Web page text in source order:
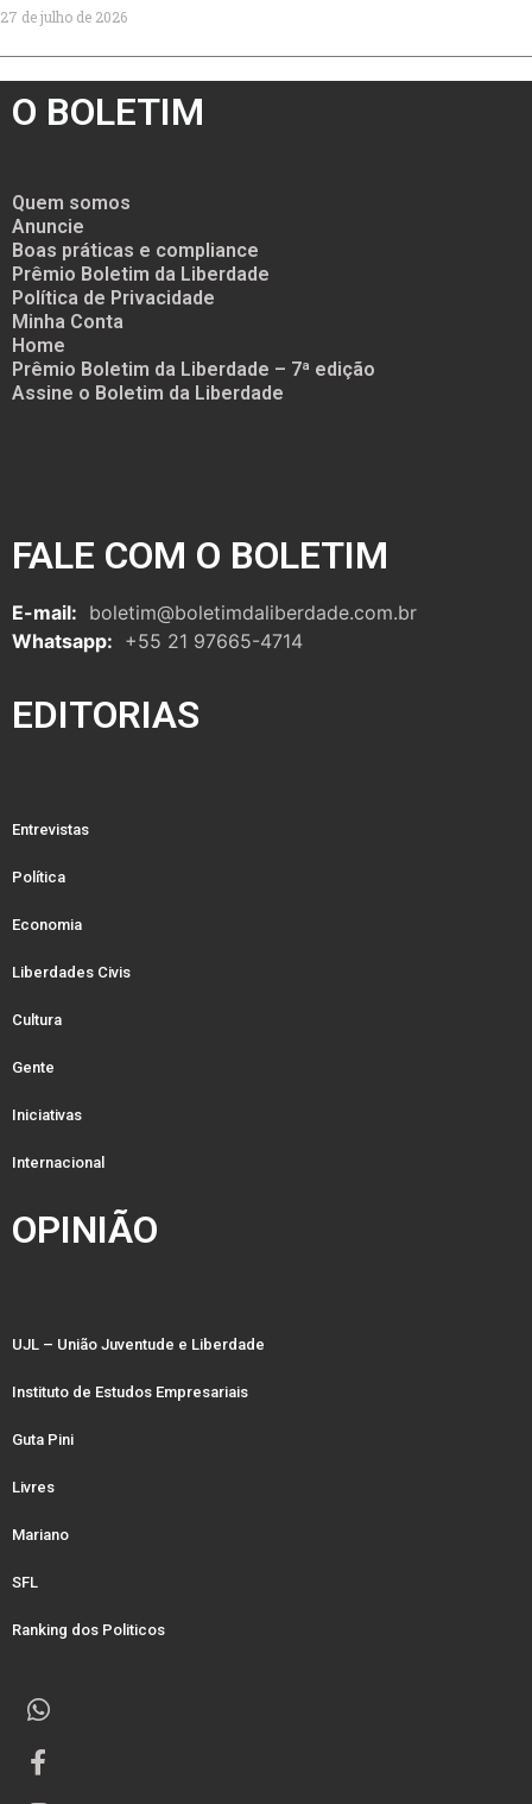
27 de julho de 2026
O BOLETIM
Quem somos
Anuncie
Boas práticas e compliance
Prêmio Boletim da Liberdade
Política de Privacidade
Minha Conta
Home
Prêmio Boletim da Liberdade – 7ª edição
Assine o Boletim da Liberdade
FALE COM O BOLETIM
E-mail: boletim@boletimdaliberdade.com.br
Whatsapp: +55 21 97665-4714
EDITORIAS
Entrevistas
Política
Economia
Liberdades Civis
Cultura
Gente
Iniciativas
Internacional
OPINIÃO
UJL – União Juventude e Liberdade
Instituto de Estudos Empresariais
Guta Pini
Livres
Mariano
SFL
Ranking dos Politicos